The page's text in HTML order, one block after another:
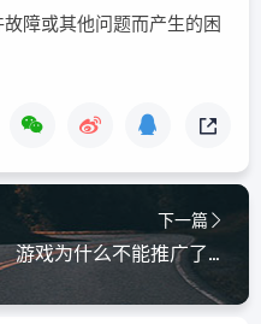
障或其他问题而产生的困
下一篇
游戏为什么不能推广了呢